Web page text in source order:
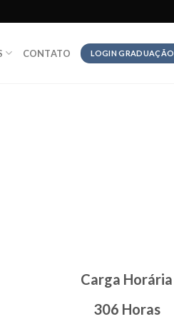
CONTATO LOGIN GRADUAÇÃO
Carga Horária
306 Horas